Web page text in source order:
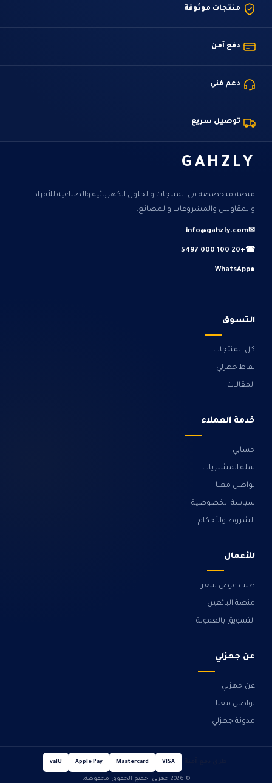
منتجات موثوقة
دفع آمن
دعم فني
توصيل سريع
GAHZLY
منصة متخصصة في المنتجات والحلول الكهربائية والصناعية للأفراد
والمقاولين والمشروعات والمصانع.
✉
info@gahzly.com
☎
+20 100 000 5497
●
WhatsApp
التسوق
كل المنتجات
نقاط جهزلي
المقالات
خدمة العملاء
حسابي
سلة المشتريات
تواصل معنا
سياسة الخصوصية
الشروط والأحكام
للأعمال
طلب عرض سعر
منصة البائعين
التسويق بالعمولة
عن جهزلي
عن جهزلي
تواصل معنا
مدونة جهزلي
VISA
Mastercard
Apple Pay
valU
© 2026 جهزلي. جميع الحقوق محفوظة.